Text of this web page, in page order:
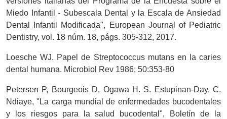
Miedo Infantil - Subescala Dental y la Escala de Ansiedad
Dental Infantil Modificada", European Journal of Pediatric
Dentistry, vol. 18 núm. 18, págs. 305-312, 2017.
Loesche WJ. Papel de Streptococcus mutans en la caries
dental humana. Microbiol Rev 1986; 50:353-80
Petersen P, Bourgeois D, Ogawa H. S. Estupinan-Day, C.
Ndiaye, "La carga mundial de enfermedades bucodentales
y los riesgos para la salud bucodental", Boletín de la